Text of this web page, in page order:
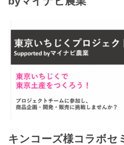
キンコーズ様コラボセ